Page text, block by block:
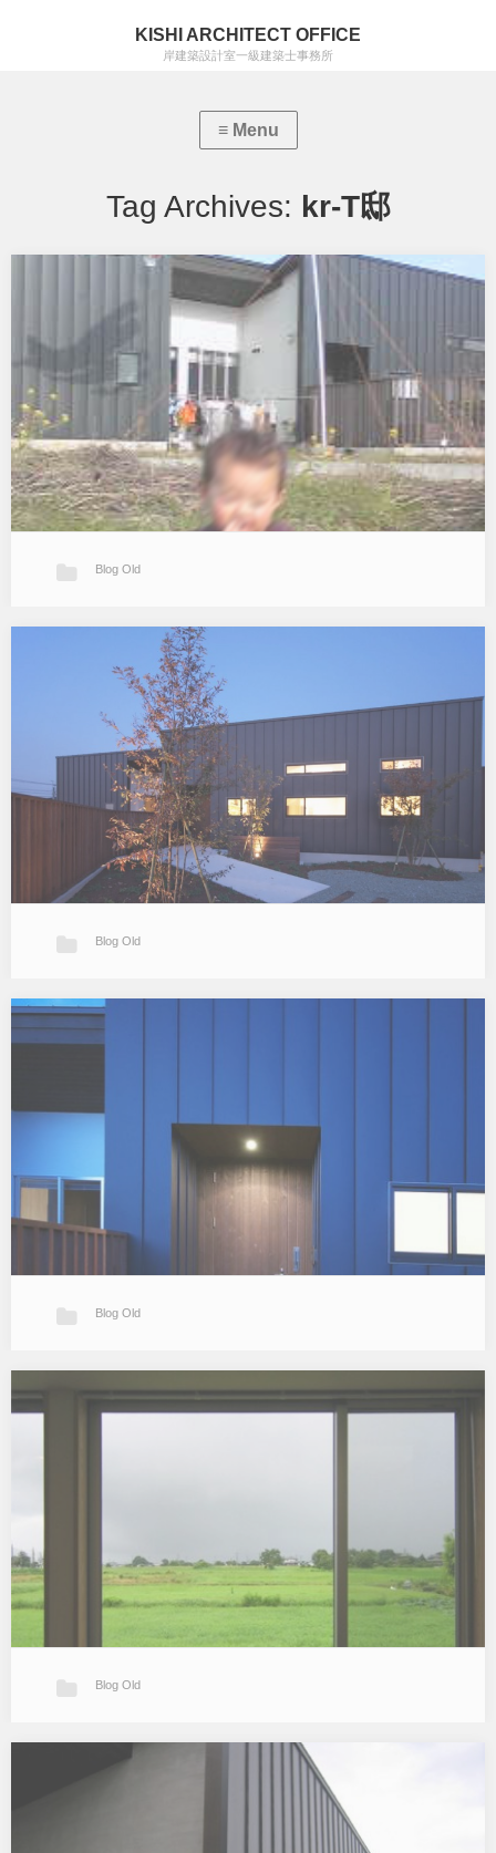
KISHI ARCHITECT OFFICE
岸建築設計室一級建築士事務所
Tag Archives: kr-T邸
久留米T邸のお施主さんから”写メ”いただきました。 立派な鯉のぼ
りと「平原の家」のコラボです。…
Blog Old
｢平原の家｣ 植栽工事完了
先日、玄関アプローチの植栽が完成したとの連絡を頂いたので久し
Blog Old
竣工
Blog Old
オープンハウス
先週土日はT邸のオープンハウスでした。 金曜日午後からの豪雨で
開催も危ぶまれましたが当日は雨天ながら予定通り決行。 土曜日は
雨の合間に多くの方に来ていただきました。 日曜日は土曜に増して
Blog Old